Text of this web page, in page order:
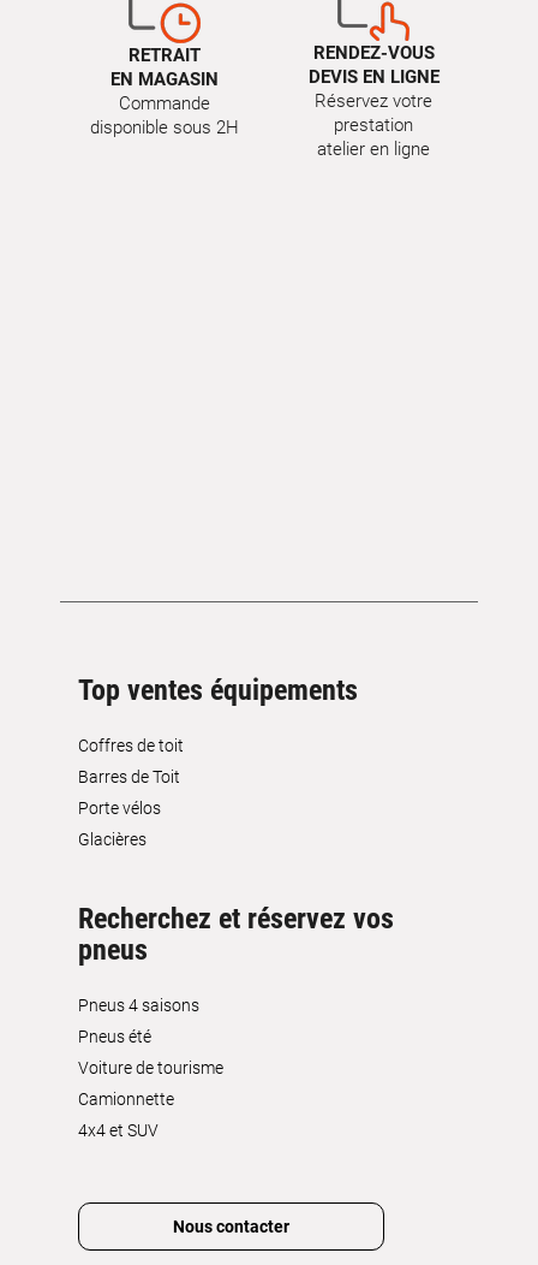
RETRAIT
EN MAGASIN
Commande
disponible sous 2H
RENDEZ-VOUS
DEVIS EN LIGNE
Réservez votre
prestation
atelier en ligne
Top ventes équipements
Coffres de toit
Barres de Toit
Porte vélos
Glacières
Recherchez et réservez vos
pneus
Pneus 4 saisons
Pneus été
Voiture de tourisme
Camionnette
4x4 et SUV
Nous contacter